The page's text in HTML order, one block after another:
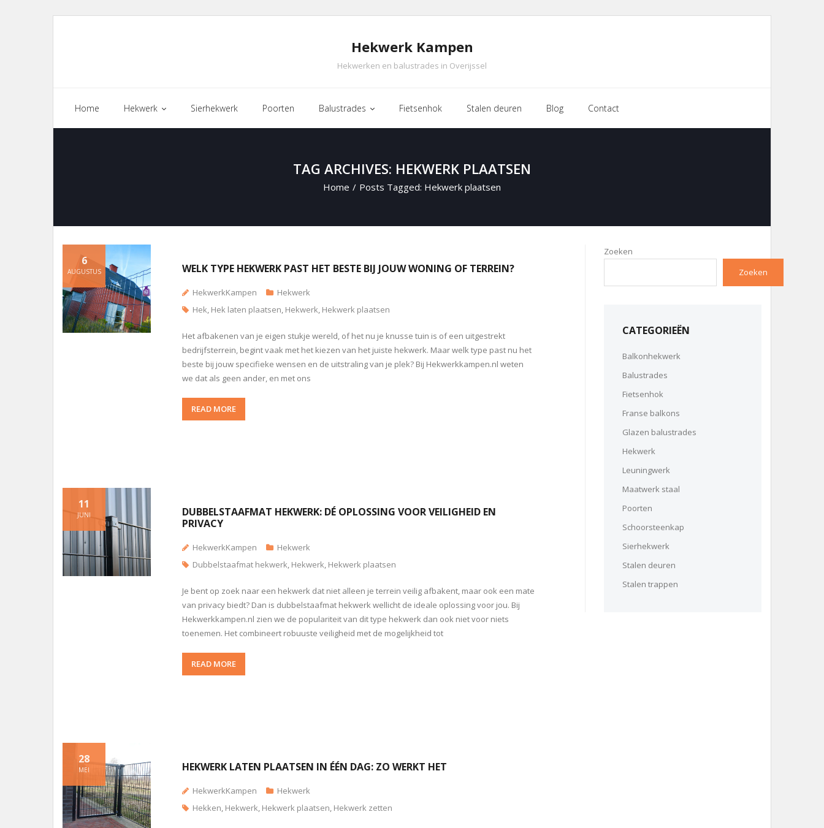
Hekwerk Kampen
Hekwerken en balustrades in Overijssel
Home Hekwerk Sierhekwerk Poorten Balustrades Fietsenhok Stalen deuren Blog Contact
TAG ARCHIVES: HEKWERK PLAATSEN
Home / Posts Tagged: Hekwerk plaatsen
WELK TYPE HEKWERK PAST HET BESTE BIJ JOUW WONING OF TERREIN?
6
AUGUSTUS
HekwerkKampen
Hekwerk
Hek, Hek laten plaatsen, Hekwerk, Hekwerk plaatsen
Het afbakenen van je eigen stukje wereld, of het nu je knusse tuin is of een uitgestrekt
bedrijfsterrein, begint vaak met het kiezen van het juiste hekwerk. Maar welk type past nu het
beste bij jouw specifieke wensen en de uitstraling van je plek? Bij Hekwerkkampen.nl weten
we dat als geen ander, en met ons
READ MORE
DUBBELSTAAFMAT HEKWERK: DÉ OPLOSSING VOOR VEILIGHEID EN
PRIVACY
11
JUNI
HekwerkKampen
Hekwerk
Dubbelstaafmat hekwerk, Hekwerk, Hekwerk plaatsen
Je bent op zoek naar een hekwerk dat niet alleen je terrein veilig afbakent, maar ook een mate
van privacy biedt? Dan is dubbelstaafmat hekwerk wellicht de ideale oplossing voor jou. Bij
Hekwerkkampen.nl zien we de populariteit van dit type hekwerk dan ook niet voor niets
toenemen. Het combineert robuuste veiligheid met de mogelijkheid tot
READ MORE
HEKWERK LATEN PLAATSEN IN ÉÉN DAG: ZO WERKT HET
28
MEI
HekwerkKampen
Hekwerk
Hekken, Hekwerk, Hekwerk plaatsen, Hekwerk zetten
Zoeken
Zoeken
CATEGORIEËN
Balkonhekwerk
Balustrades
Fietsenhok
Franse balkons
Glazen balustrades
Hekwerk
Leuningwerk
Maatwerk staal
Poorten
Schoorsteenkap
Sierhekwerk
Stalen deuren
Stalen trappen